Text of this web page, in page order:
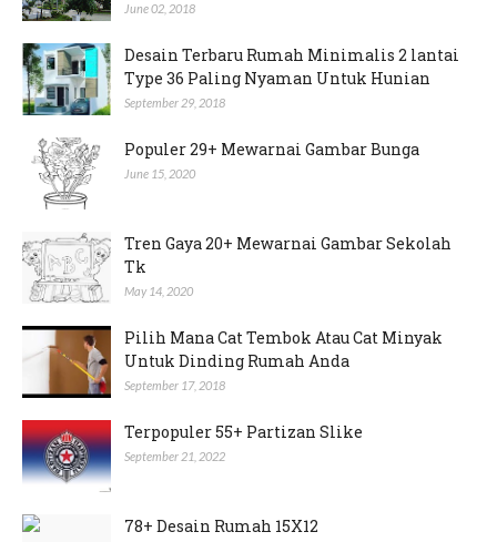
June 02, 2018
Desain Terbaru Rumah Minimalis 2 lantai
Type 36 Paling Nyaman Untuk Hunian
September 29, 2018
Populer 29+ Mewarnai Gambar Bunga
June 15, 2020
Tren Gaya 20+ Mewarnai Gambar Sekolah
Tk
May 14, 2020
Pilih Mana Cat Tembok Atau Cat Minyak
Untuk Dinding Rumah Anda
September 17, 2018
Terpopuler 55+ Partizan Slike
September 21, 2022
78+ Desain Rumah 15X12